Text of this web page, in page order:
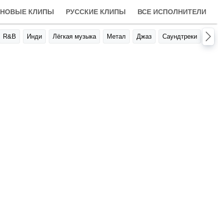
НОВЫЕ КЛИПЫ РУССКИЕ КЛИПЫ ВСЕ ИСПОЛНИТЕЛИ
R&B Инди Лёгкая музыка Метал Джаз Саундтреки